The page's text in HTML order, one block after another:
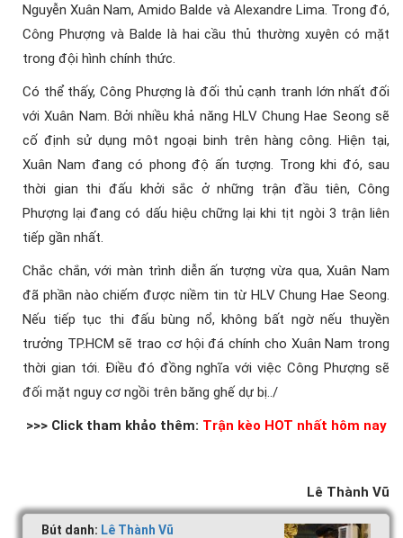
Nguyễn Xuân Nam, Amido Balde và Alexandre Lima. Trong đó,
Công Phượng và Balde là hai cầu thủ thường xuyên có mặt
trong đội hình chính thức.
Có thể thấy, Công Phượng là đối thủ cạnh tranh lớn nhất đối
với Xuân Nam. Bởi nhiều khả năng HLV Chung Hae Seong sẽ
cố định sử dụng môt ngoại binh trên hàng công. Hiện tại,
Xuân Nam đang có phong độ ấn tượng. Trong khi đó, sau
thời gian thi đấu khởi sắc ở những trận đầu tiên, Công
Phượng lại đang có dấu hiệu chững lại khi tịt ngòi 3 trận liên
tiếp gần nhất.
Chắc chắn, với màn trình diễn ấn tượng vừa qua, Xuân Nam
đã phần nào chiếm được niềm tin từ HLV Chung Hae Seong.
Nếu tiếp tục thi đấu bùng nổ, không bất ngờ nếu thuyền
trưởng TP.HCM sẽ trao cơ hội đá chính cho Xuân Nam trong
thời gian tới. Điều đó đồng nghĩa với việc Công Phượng sẽ
đối mặt nguy cơ ngồi trên băng ghế dự bị../
>>> Click tham khảo thêm: Trận kèo HOT nhất hôm nay
Lê Thành Vũ
Bút danh: Lê Thành Vũ